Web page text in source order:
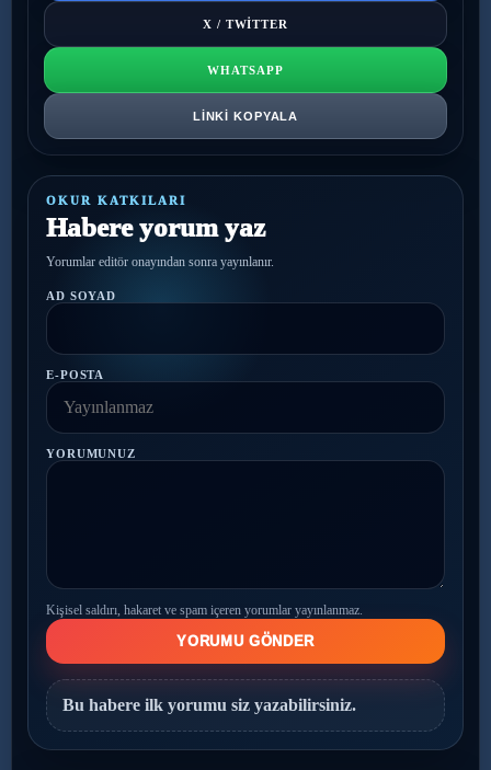
X / TWITTER
WHATSAPP
LINKI KOPYALA
OKUR KATKILARI
Habere yorum yaz
Yorumlar editör onayından sonra yayınlanır.
AD SOYAD
E-POSTA
YORUMUNUZ
Kişisel saldırı, hakaret ve spam içeren yorumlar yayınlanmaz.
YORUMU GÖNDER
Bu habere ilk yorumu siz yazabilirsiniz.